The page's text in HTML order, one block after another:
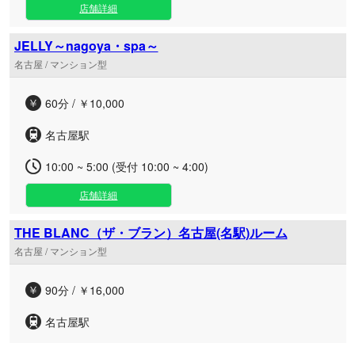
店舗詳細
JELLY～nagoya・spa～
名古屋 / マンション型
60分 / ￥10,000
名古屋駅
10:00 ~ 5:00 (受付 10:00 ~ 4:00)
店舗詳細
THE BLANC（ザ・ブラン）名古屋(名駅)ルーム
名古屋 / マンション型
90分 / ￥16,000
名古屋駅